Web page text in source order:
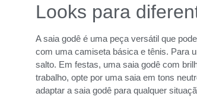
Looks para
A saia godê é uma peça versátil que
com uma camiseta básica e tênis. Para
salto. Em festas, uma saia godê com
trabalho, opte por uma saia em tons
adaptar a saia godê para qualquer